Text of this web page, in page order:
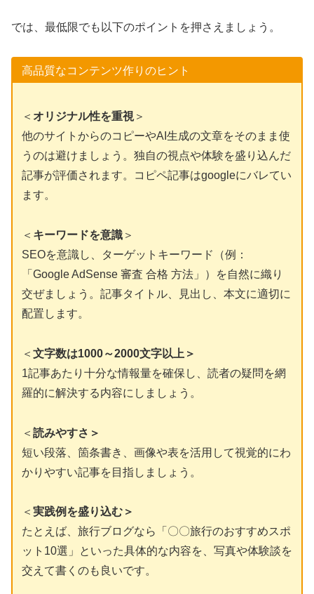
では、最低限でも以下のポイントを押さえましょう。
高品質なコンテンツ作りのヒント
＜ オリジナル性を重視＞
他のサイトからのコピーやAI生成の文章をそのまま使
うのは避けましょう。独自の視点や体験を盛り込んだ
記事が評価されます。コピペ記事はgoogleにバレてい
ます。
＜ キーワードを意識＞
SEOを意識し、ターゲットキーワード（例：
「Google AdSense 審査 合格 方法」）を自然に織り
交ぜましょう。記事タイトル、見出し、本文に適切に
配置します。
＜ 文字数は1000～2000文字以上＞
1記事あたり十分な情報量を確保し、読者の疑問を網
羅的に解決する内容にしましょう。
＜ 読みやすさ＞
短い段落、箇条書き、画像や表を活用して視覚的にわ
かりやすい記事を目指しましょう。
＜ 実践例を盛り込む＞
たとえば、旅行ブログなら「〇〇旅行のおすすめスポ
ット10選」といった具体的な内容を、写真や体験談を
交えて書くのも良いです。